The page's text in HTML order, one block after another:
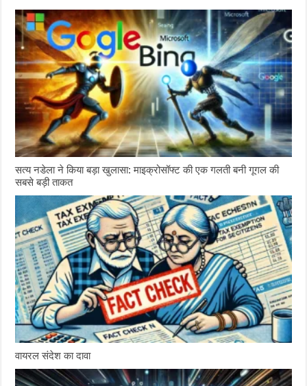
सत्य नडेला ने किया बड़ा खुलासा: माइक्रोसॉफ्ट की एक गलती बनी गूगल की
सबसे बड़ी ताकत
वायरल संदेश का दावा